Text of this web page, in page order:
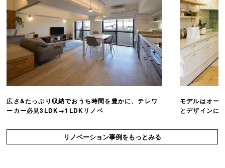
広さ&たっぷり収納でおうち時間を豊かに、テレワ
ーカー必見3LDK→1LDKリノベ
モデルはオー
とデザインに
リノベーション事例をもっとみる